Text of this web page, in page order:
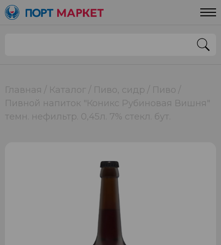
Главная Каталог Пиво, сидр
Пиво
Пивной напиток "Коникс Рубиновая Вишня"
темн. нефильтр. 0,45л. 7% стекл. бут.